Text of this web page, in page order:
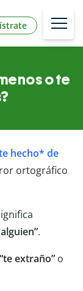
o te
hecho* de
ortográfico
.
“te extraño” o